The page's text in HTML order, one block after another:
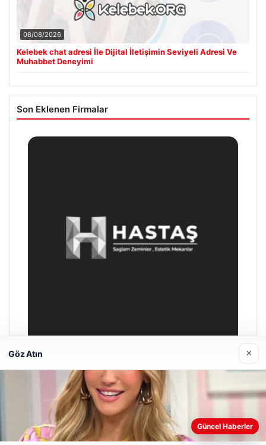
08/08/2026
Kelebek chat adresi İle Dijital İletişimin Seviyeli Adresi Ve
Muhabbet Deneyimi
Son Eklenen Firmalar
Enes Kaplan Avukatlık Bürosu
Web sitemizi nasıl kullandığınızı daha iyi anlayabilmek,
deneyiminizi kişiselleştirmek ve geliştirmek amacıyla çerezler
Göz Atın ×
Güncel Haberler